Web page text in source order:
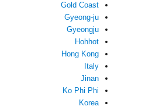
Gold Coast
Gyeong-ju
Gyeongju
Hohhot
Hong Kong
Italy
Jinan
Ko Phi Phi
Korea